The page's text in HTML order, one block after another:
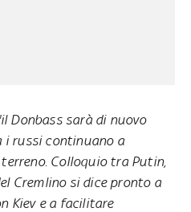
Donbass sarà di nuovo
i russi continuano a
Colloquio tra Putin,
Cremlino si dice pronto a
Kiev e a facilitare